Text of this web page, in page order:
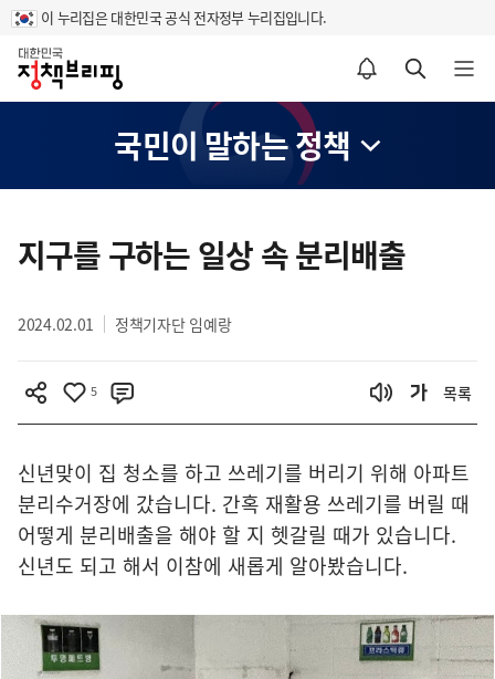
이 누리집은 대한민국 공식 전자정부 누리집입니다.
홈
알림설정 바로가기 검색 바로가기 메뉴 열기
국민이 말하는 정책
텐
츠
역
지구를 구하는 일상 속 분리배출
2024.02.01 정책기자단 임예랑
5 목록
신년맞이 집 청소를 하고 쓰레기를 버리기 위해 아파트
분리수거장에 갔습니다. 간혹 재활용 쓰레기를 버릴 때
어떻게 분리배출을 해야 할 지 헷갈릴 때가 있습니다.
신년도 되고 해서 이참에 새롭게 알아봤습니다.